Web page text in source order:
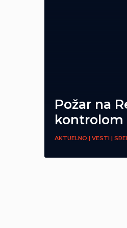
Požar na
kontrolom
AKTUELNO | VESTI |